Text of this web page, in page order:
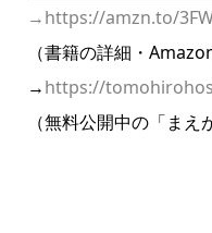
→https://amzn.to/
（書籍の詳細・
→https://
（無料公開中の「まえ